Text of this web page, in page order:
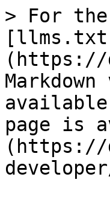
> For
(https://
page is
(https://